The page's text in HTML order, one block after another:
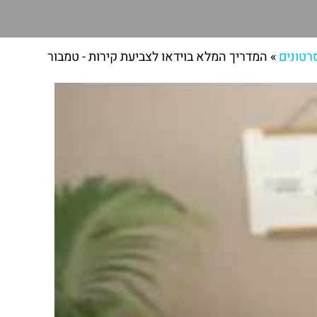
» המדריך המלא בוידאו לצביעת קירות - טמבור